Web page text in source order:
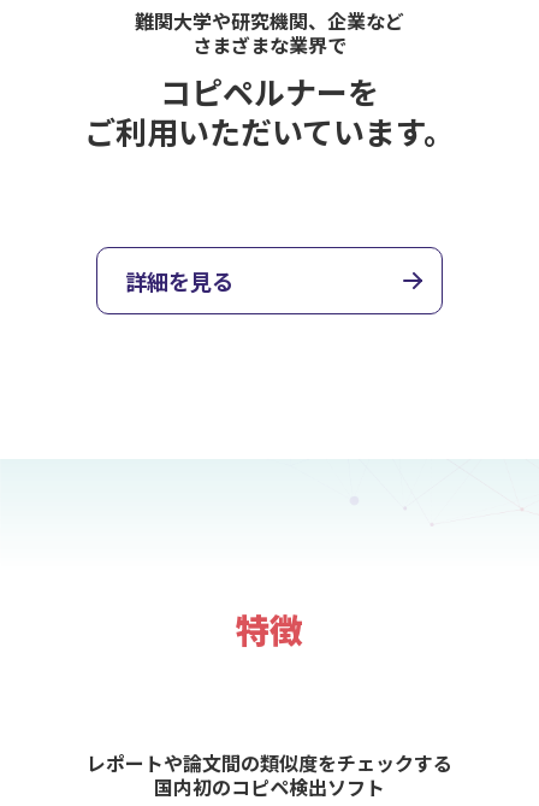
難関大学や研究機関、企業など
さまざまな業界で
コピペルナーを
ご利用いただいています。
詳細を見る
特徴
レポートや論文間の類似度をチェックする
国内初のコピペ検出ソフト